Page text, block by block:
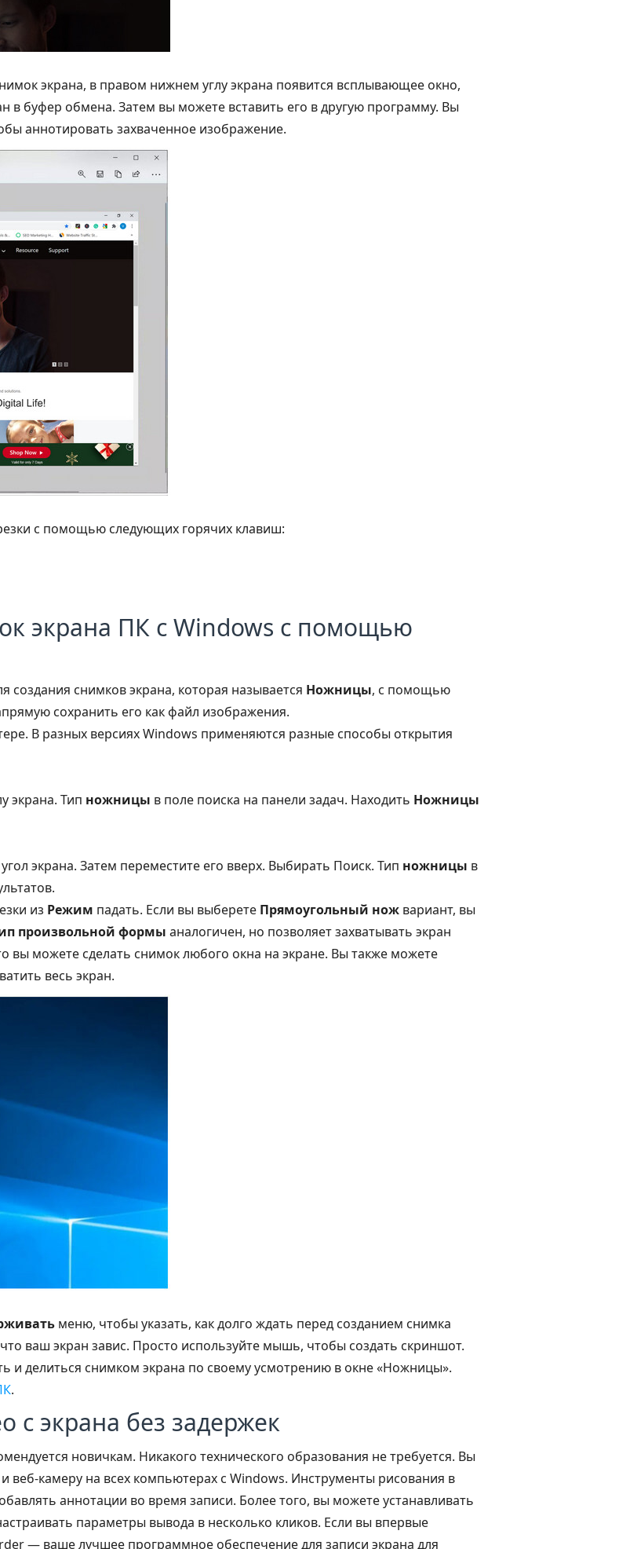
экрана, в правом нижнем углу экрана появится всплывающее окно,
буфер обмена. Затем вы можете вставить его в другую программу. Вы
аннотировать захваченное изображение.
с помощью следующих горячих клавиш:
экрана ПК с Windows с помощью
создания снимков экрана, которая называется Ножницы, с помощью
сохранить его как файл изображения.
В разных версиях Windows применяются разные способы открытия
экрана. Тип ножницы в поле поиска на панели задач. Находить Ножницы
экрана. Затем переместите его вверх. Выбирать Поиск. Тип ножницы в
из Режим падать. Если вы выберете Прямоугольный нож вариант, вы
произвольной формы аналогичен, но позволяет захватывать экран
вы можете сделать снимок любого окна на экране. Вы также можете
весь экран.
меню, чтобы указать, как долго ждать перед созданием снимка
ваш экран завис. Просто используйте мышь, чтобы создать скриншот.
и делиться снимком экрана по своему усмотрению в окне «Ножницы».
.
с экрана без задержек
новичкам. Никакого технического образования не требуется. Вы
веб-камеру на всех компьютерах с Windows. Инструменты рисования в
аннотации во время записи. Более того, вы можете устанавливать
параметры вывода в несколько кликов. Если вы впервые
— ваше лучшее программное обеспечение для записи экрана для